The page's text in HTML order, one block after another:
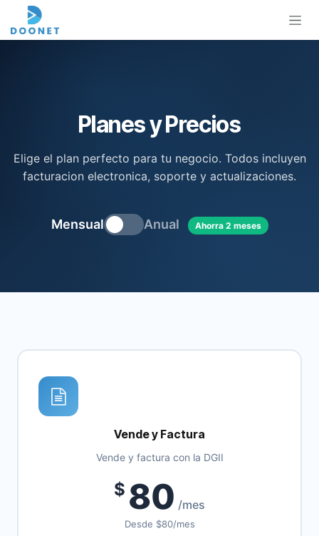
Ir al contenido
Planes y Precios
Elige el plan perfecto para tu negocio. Todos incluyen
facturacion electronica, soporte y actualizaciones.
Mensual Anual Ahorra 2 meses
Vende y Factura
Vende y factura con la DGII
$ 80 /mes
Desde $80/mes